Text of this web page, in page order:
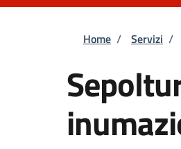
Briciole
Home / Servizi /